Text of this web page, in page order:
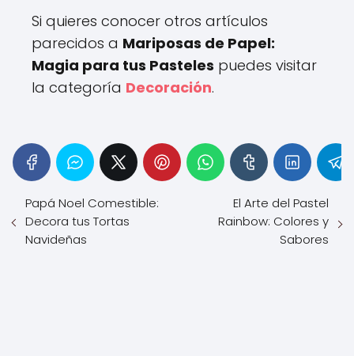
Si quieres conocer otros artículos
parecidos a Mariposas de Papel:
Magia para tus Pasteles puedes visitar
la categoría Decoración.
Papá Noel Comestible:
Decora tus Tortas
Navideñas
El Arte del Pastel
Rainbow: Colores y
Sabores